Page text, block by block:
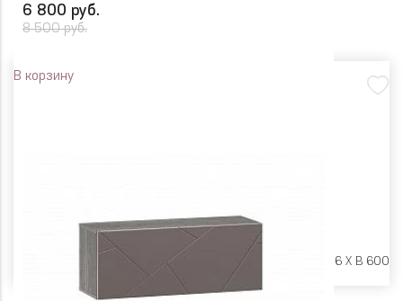
6 800 руб.
8 500 руб.
В корзину
Ш 602 X Г 416 X В 600